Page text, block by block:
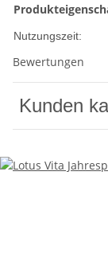
Nutzungszeit:
Bewertungen
Kunden